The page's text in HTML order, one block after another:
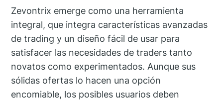
Zevontrix emerge como una herramienta
integral, que integra características avanzadas
de trading y un diseño fácil de usar para
satisfacer las necesidades de traders tanto
novatos como experimentados. Aunque sus
sólidas ofertas lo hacen una opción
encomiable, los posibles usuarios deben